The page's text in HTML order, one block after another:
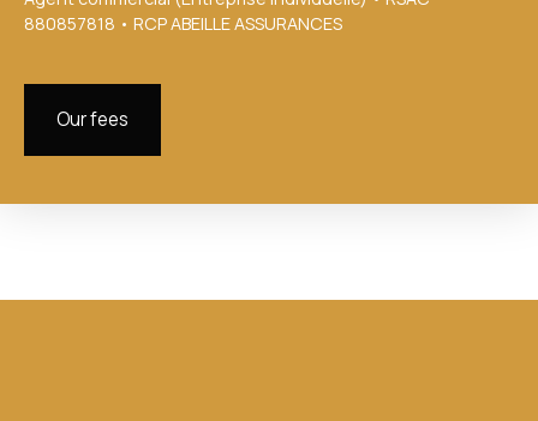
880857818 • RCP ABEILLE ASSURANCES
Our fees